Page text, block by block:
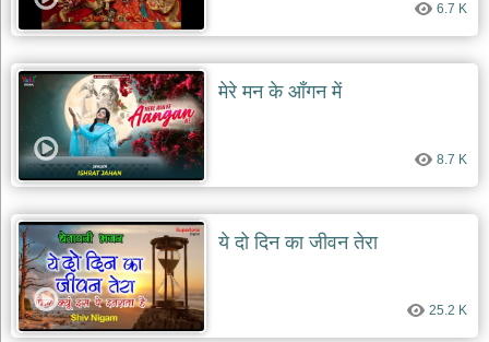
6.7 K
मेरे मन के आँगन में
8.7 K
ये दो दिन का जीवन तेरा
25.2 K